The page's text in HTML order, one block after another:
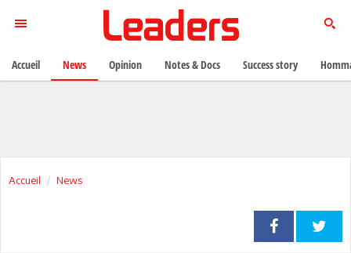
Accueil News
Accueil News Opinion Notes & Docs Success story